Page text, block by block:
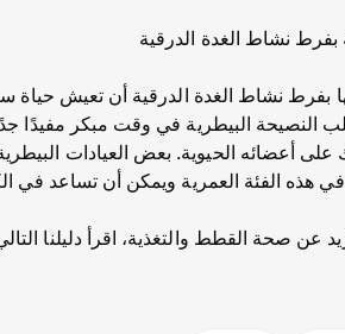
بفرط نشاط الغدة الدرقية
نشاط الغدة الدرقية أن تعيش حياة
النصيحة البيطرية في وقت مبكر مفيدًا
على أعضائه الحيوية. بعض العيادات
هذه الفئة العمرية ويمكن أن تساعد
عن صحة القطط والتغذية، اقرأ دليلنا